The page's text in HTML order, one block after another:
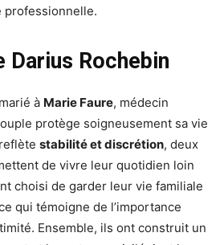
professionnelle.
Darius Rochebin
à Marie Faure, médecin
protège soigneusement sa vie
stabilité et discrétion, deux
de vivre leur quotidien loin
choisi de garder leur vie familiale
qui témoigne de l’importance
Ensemble, ils ont construit un